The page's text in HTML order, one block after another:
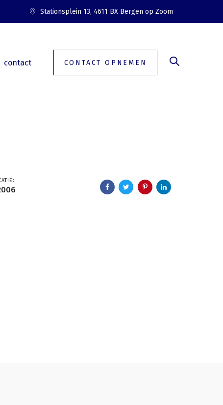
Stationsplein 13, 4611 BX Bergen op Zoom
contact CONTACT OPNEMEN